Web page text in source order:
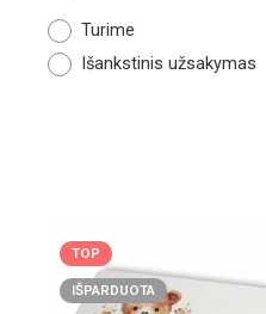
Turime
Išankstinis užsakymas
TOP
IŠPARDUOTA